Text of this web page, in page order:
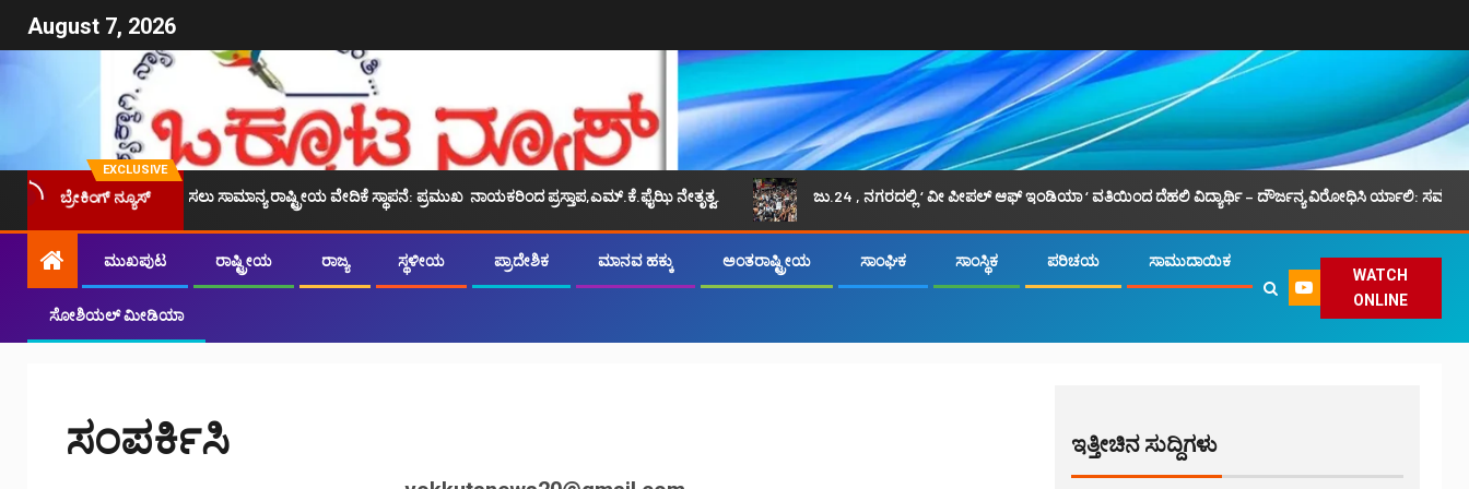
August 7, 2026
EXCLUSIVE
ಬ್ರೇಕಿಂಗ್ ನ್ಯೂಸ್
ಪರಿಹರಿಸಲು ಸಾಮಾನ್ಯ ರಾಷ್ಟ್ರೀಯ ವೇದಿಕೆ ಸ್ಥಾಪನೆ: ಪ್ರಮುಖ ನಾಯಕರಿಂದ ಪ್ರಸ್ತಾಪ,ಎಮ್.ಕೆ.ಫೈಝಿ ನೇತೃತ್ವ. ಜು.24 , ನಗರದಲ್ಲಿ ‘ ವೀ ಪೀಪಲ್ ಆಫ್ ಇಂಡಿಯಾ ‘ ವತಿಯಿಂದ ದೆಹಲಿ ವಿದ್ಯಾರ್ಥಿ – ದೌರ್ಜನ್ಯ ವಿರೋಧಿಸಿ ರ್ಯಾಲಿ: ಸಮಾನ ಮನಸ್ಕ
ಮುಖಪುಟ ರಾಷ್ಟ್ರೀಯ ರಾಜ್ಯ ಸ್ಥಳೀಯ ಪ್ರಾದೇಶಿಕ ಮಾನವ ಹಕ್ಕು ಅಂತರಾಷ್ಟ್ರೀಯ ಸಾಂಘಿಕ ಸಾಂಸ್ಥಿಕ ಪರಿಚಯ ಸಾಮುದಾಯಿಕ
ಸೋಶಿಯಲ್ ಮೀಡಿಯಾ
WATCH
ONLINE
ಸಂಪರ್ಕಿಸಿ ಇತ್ತೀಚಿನ ಸುದ್ದಿಗಳು